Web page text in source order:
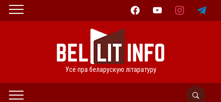
facebookyoutube instagramtelegram
Усё пра беларускую літаратуру